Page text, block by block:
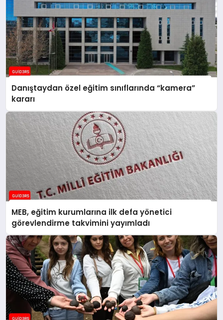
Danıştaydan özel eğitim sınıflarında “kamera”
kararı
MEB, eğitim kurumlarına ilk defa yönetici
görevlendirme takvimini yayımladı